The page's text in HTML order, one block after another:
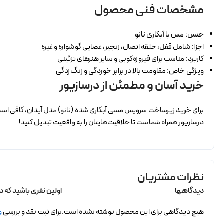
مشخصات فنی محصول
جنس: مس با آبکاری نانو
اجزا: شامل قفل، حلقه اتصال، زنجیر، عصایی گوشواره و غیره
کاربرد: مناسب برای فیروزه‌کوبی و سایر هنرهای تزئینی
ویژگی خاص: مقاومت بالا در برابر خوردگی و زنگ‌زدگی
خرید آسان و مطمئن از درسازیور
برای خرید زیرساخت سرویس مسی آبکاری شده (نانو) مدل آیدان، کافی
درسازیور همراه شماست تا خلاقیت‌هایتان را به واقعیت تبدیل کنید!
نظرات مشتریان
دیدگاهها
هیچ دیدگاهی برای این محصول نوشته نشده است.
اولین نفری باشید
برای ثبت نقد و بررسی